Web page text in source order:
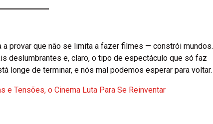
a provar que não se limita a fazer filmes — constrói mundos.
deslumbrantes e, claro, o tipo de espectáculo que só faz
longe de terminar, e nós mal podemos esperar para voltar.
e Tensões, o Cinema Luta Para Se Reinventar